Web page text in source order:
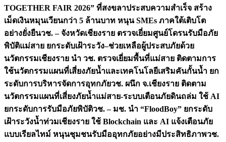
TOGETHER FAIR 2026” ที่สงขลาประสบความสำเร็จ สร้าง
เม็ดเงินหมุนเวียนกว่า 5 ล้านบาท หนุน SMEs ภาคใต้เติบโต
อย่างยั่งยืนวช. – จังหวัดเชียงราย ตรวจเยี่ยมศูนย์โดรนรับมือภัย
พิบัติแม่สาย ยกระดับเฝ้าระวัง–ช่วยเหลือผู้ประสบภัยด้วย
นวัตกรรมเชียงราย นำ วช. ตรวจเยี่ยมพื้นที่แม่สาย ติดตามการ
ใช้นวัตกรรมแผนที่เสี่ยงภัยน้ำและเทคโนโลยีเสริมคันกั้นน้ำ ยก
ระดับการบริหารจัดการอุทกภัยวช. ผนึก จ.เชียงราย ติดตาม
นวัตกรรมแผนที่เสี่ยงภัยน้ำแม่สาย-ระบบเตือนภัยดินถล่ม ใช้ AI
ยกระดับการรับมือภัยพิบัติวช. – มช. นำ “FloodBoy” ยกระดับ
เฝ้าระวังน้ำท่วมเชียงราย ใช้ Blockchain และ AI แจ้งเตือนภัย
แบบเรียลไทม์ หนุนชุมชนรับมืออุทกภัยอย่างมีประสิทธิภาพวช.